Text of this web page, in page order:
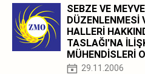
SEBZE VE
DÜZENLENMESİ
HALLERİ
TASLAĞI'NA
MÜHENDİSLERİ
29.11.2006